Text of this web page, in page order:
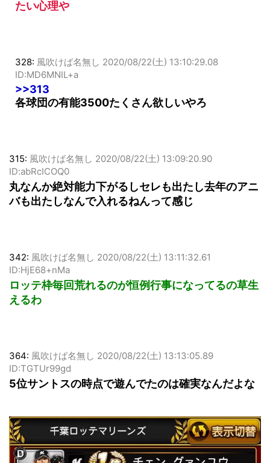
たい心理や
328: 風吹けば名無し 2020/08/22(土) 13:10:29.08
ID:MD6MNIL+a
>>313
各球団の有能3500たくさん欲しいやろ
315: 風吹けば名無し 2020/08/22(土) 13:09:20.90
ID:abRcICOQ0
丸なんか絶対能力下がるしセレも出たし去年のアニ
バも出たしなんで入れるねんって感じ
342: 風吹けば名無し 2020/08/22(土) 13:11:32.61
ID:HjE68+nMa
ロッテ枠毎回荒れるのが恒例行事になってるの草生
えるわ
364: 風吹けば名無し 2020/08/22(土) 13:13:05.89
ID:TGTUr99gd
5位サントスの時点で遊んでたのは確実なんだよな